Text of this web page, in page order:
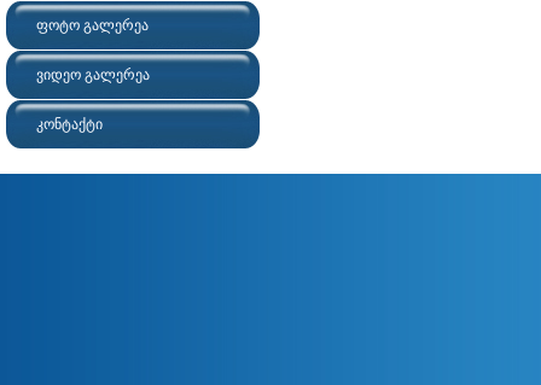
ფოტო გალერეა
ვიდეო გალერეა
კონტაქტი